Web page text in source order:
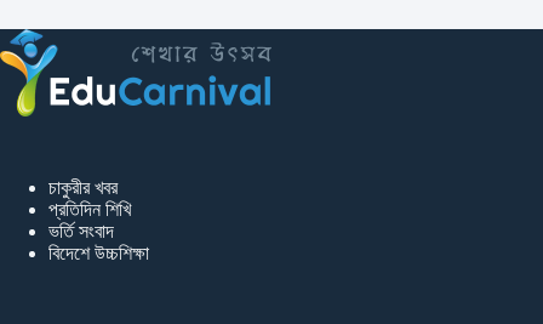
চাকুরীর খবর
প্রতিদিন শিখি
ভর্তি সংবাদ
বিদেশে উচ্চশিক্ষা